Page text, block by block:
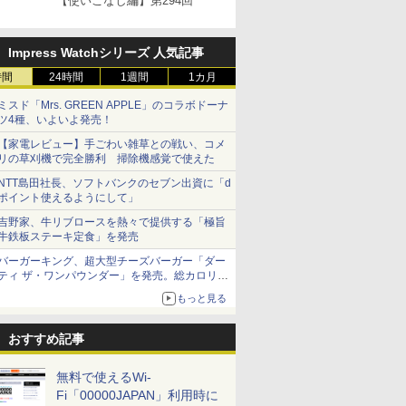
Impress Watchシリーズ 人気記事
24時間 1週間 1カ月
スド「Mrs. GREEN APPLE」のコラボドーナ
4種、いよいよ発売！
家電レビュー】手ごわい雑草との戦い、コメ
の草刈機で完全勝利 掃除機感覚で使えた
島田社長、ソフトバンクのセブン出資に「d
イント使えるようにして」
野家、牛リブロースを熱々で提供する「極旨
鉄板ステーキ定食」を発売
ーガーキング、超大型チーズバーガー「ダー
ィ ザ・ワンパウンダー」を発売。総カロリー
もっと見る
おすすめ記事
無料で使えるWi-
Fi「00000JAPAN」利用時に